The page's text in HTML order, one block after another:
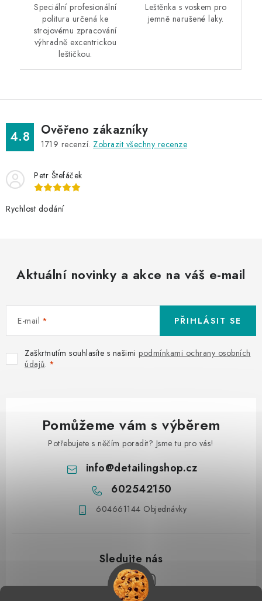
Speciální profesionální
politura určená ke
strojovému zpracování
výhradně excentrickou
leštičkou.
Leštěnka s voskem pro
jemně narušené laky.
4.8 Ověřeno zákazníky
1719 recenzí. Zobrazit všechny recenze
Petr Štefáček
Rychlost dodání
Aktuální novinky a akce na váš e-mail
E-mail
Zaškrtnutím souhlasíte s našimi podmínkami ochrany osobních
údajů.
PŘIHLÁSIT SE
Pomůžeme vám s výběrem
Potřebujete s něčím poradit? Jsme tu pro vás!
info@detailingshop.cz
602542150
604661144 Objednávky